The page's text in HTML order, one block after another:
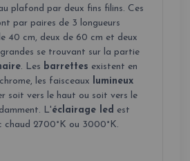
plafond par deux fins filins. Ces
par paires de 3 longueurs
40 cm, deux de 60 cm et deux
se trouvant sur la partie
. Les barrettes existent en
les faisceaux
lumineux
soit vers le haut ou soit vers le
L'éclairage led est
chaud 2700°K ou 3000°K.